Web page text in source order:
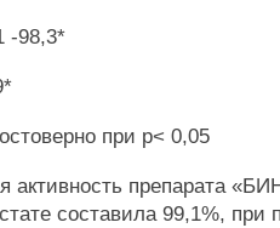
-98,3*
при р< 0,05
активность препарата
составила 99,1%, при